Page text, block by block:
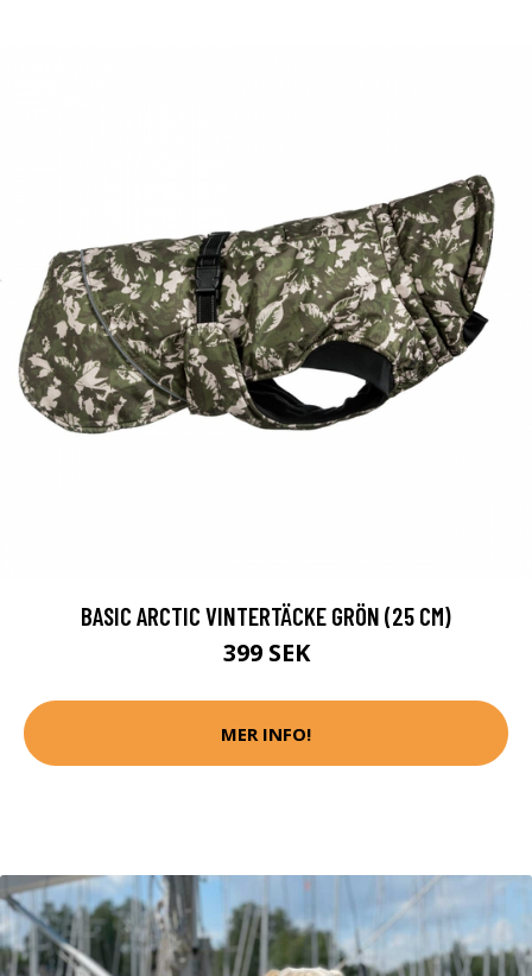
BASIC ARCTIC VINTERTÄCKE GRÖN (25 CM)
399 SEK
MER INFO!